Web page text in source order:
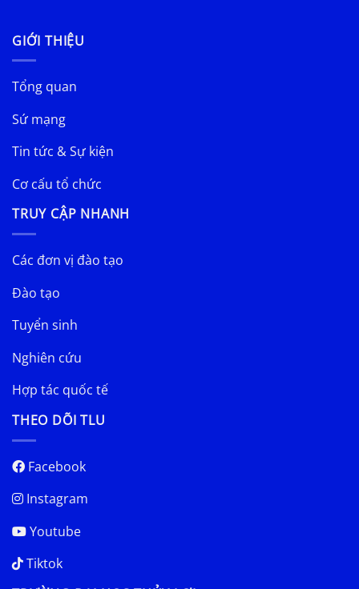
GIỚI THIỆU
Tổng quan
Sứ mạng
Tin tức & Sự kiện
Cơ cấu tổ chức
TRUY CẬP NHANH
Các đơn vị đào tạo
Đào tạo
Tuyển sinh
Nghiên cứu
Hợp tác quốc tế
THEO DÕI TLU
Facebook
Instagram
Youtube
Tiktok